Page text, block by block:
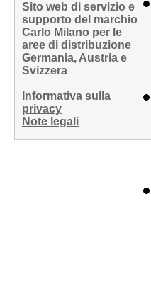
Sito web di servizio e
supporto del marchio
Carlo Milano per le
aree di distribuzione
Germania, Austria e
Svizzera
Informativa sulla
privacy
Note legali